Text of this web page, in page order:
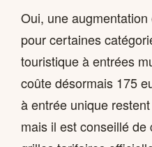
Oui, une
pour certaines
touristique à entrées
coûte désormais 175
à entrée unique
mais il est conseillé